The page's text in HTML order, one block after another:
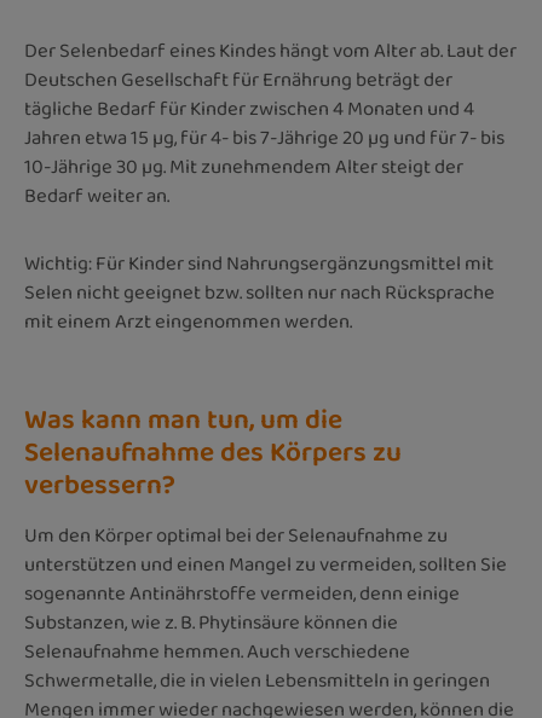
Der Selenbedarf eines Kindes hängt vom Alter ab. Laut der
Deutschen Gesellschaft für Ernährung beträgt der
tägliche Bedarf für Kinder zwischen 4 Monaten und 4
Jahren etwa 15 µg, für 4- bis 7-Jährige 20 µg und für 7- bis
10-Jährige 30 µg. Mit zunehmendem Alter steigt der
Bedarf weiter an.
Wichtig: Für Kinder sind Nahrungsergänzungsmittel mit
Selen nicht geeignet bzw. sollten nur nach Rücksprache
mit einem Arzt eingenommen werden.
Was kann man tun, um die
Selenaufnahme des Körpers zu
verbessern?
Um den Körper optimal bei der Selenaufnahme zu
unterstützen und einen Mangel zu vermeiden, sollten Sie
sogenannte Antinährstoffe vermeiden, denn einige
Substanzen, wie z. B. Phytinsäure können die
Selenaufnahme hemmen. Auch verschiedene
Schwermetalle, die in vielen Lebensmitteln in geringen
Mengen immer wieder nachgewiesen werden, können die